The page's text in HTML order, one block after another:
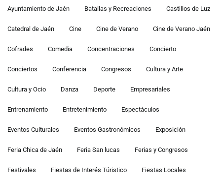
Ayuntamiento de Jaén Batallas y Recreaciones Castillos de Luz
Catedral de Jaén Cine Cine de Verano Cine de Verano Jaén
Cofrades Comedia Concentraciones Concierto
Conciertos Conferencia Congresos Cultura y Arte
Cultura y Ocio Danza Deporte Empresariales
Entrenamiento Entretenimiento Espectáculos
Eventos Culturales Eventos Gastronómicos Exposición
Feria Chica de Jaén Feria San lucas Ferias y Congresos
Festivales Fiestas de Interés Túristico Fiestas Locales